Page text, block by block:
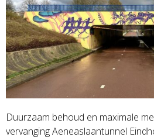
Duurzaam behoud en maximale
vervanging Aeneaslaantunnel